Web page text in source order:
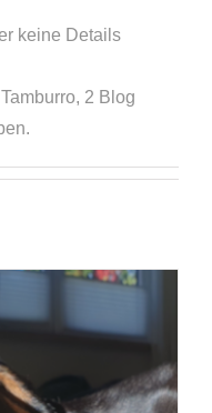
keine Details
2 Blog